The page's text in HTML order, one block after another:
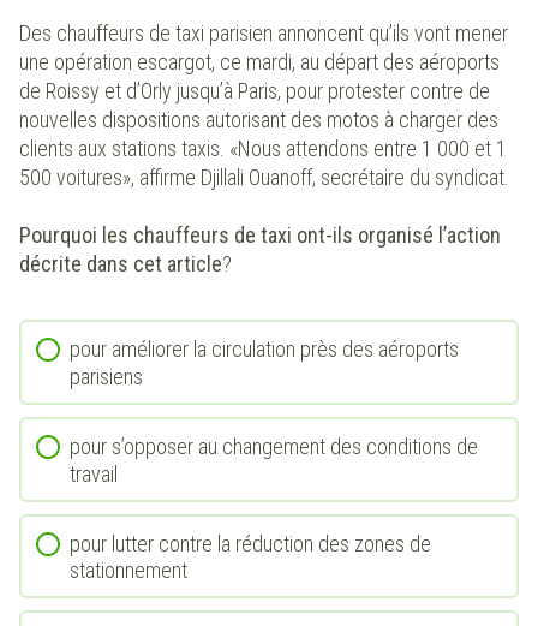
Des chauffeurs de taxi parisien annoncent qu’ils vont mener
une opération escargot, ce mardi, au départ des aéroports
de Roissy et d’Orly jusqu’à Paris, pour protester contre de
nouvelles dispositions autorisant des motos à charger des
clients aux stations taxis. «Nous attendons entre 1 000 et 1
500 voitures», affirme Djillali Ouanoff, secrétaire du syndicat.
Pourquoi les chauffeurs de taxi ont-ils organisé l’action
décrite dans cet article?
pour améliorer la circulation près des aéroports
parisiens
pour s’opposer au changement des conditions de
travail
pour lutter contre la réduction des zones de
stationnement